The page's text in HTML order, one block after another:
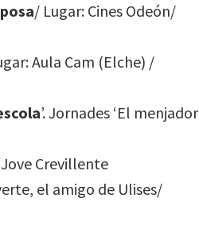
/ Lugar: Cines Odeón/
Aula Cam (Elche) /
’. Jornades ‘El menjador
Crevillente
el amigo de Ulises/